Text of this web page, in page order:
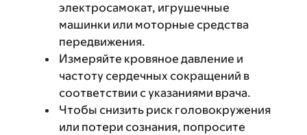
электросамокат, игрушечные
машинки или моторные средства
передвижения.
Измеряйте кровяное давление и
частоту сердечных сокращений в
соответствии с указаниями врача.
Чтобы снизить риск головокружения
или потери сознания, попросите